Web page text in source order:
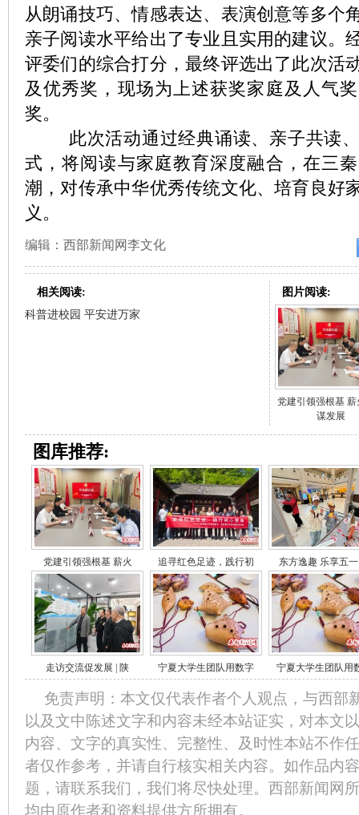
从朗诵技巧、情感表达、表演创意等多个
亲子阅读水平给出了专业且实用的建议。
评委们的综合打分，最终评选出了此次活
及优秀奖，现场为上述获奖家庭及人气
奖。
此次活动通过经典诵读、亲子共读、
式，将阅读与家庭教育深度融合，在三
潮，对传承中华优秀传统文化、培育良好
义。
编辑：西部新闻网李文化
相关阅读:
科普进校园 平安进万家
图片阅读:
党建引领强根基 薪
谋发展
图库推荐:
党建引领强根基 薪火 追寻红色足迹，践行初 东方逸趣 乐享五
走访交流促发展 | 陕 宁夏大学生团队用数字 宁夏大学生团队用
免责声明：本文仅代表作者个人观点，与西部
以及文中陈述文字和内容未经本站证实，对本文
内容、文字的真实性、完整性、及时性本站不作
者仅作参考，并请自行核实相关内容。如作品内
题，请联系我们，我们将尽快处理。西部新闻网
均由原作者和资料提供方所拥有。